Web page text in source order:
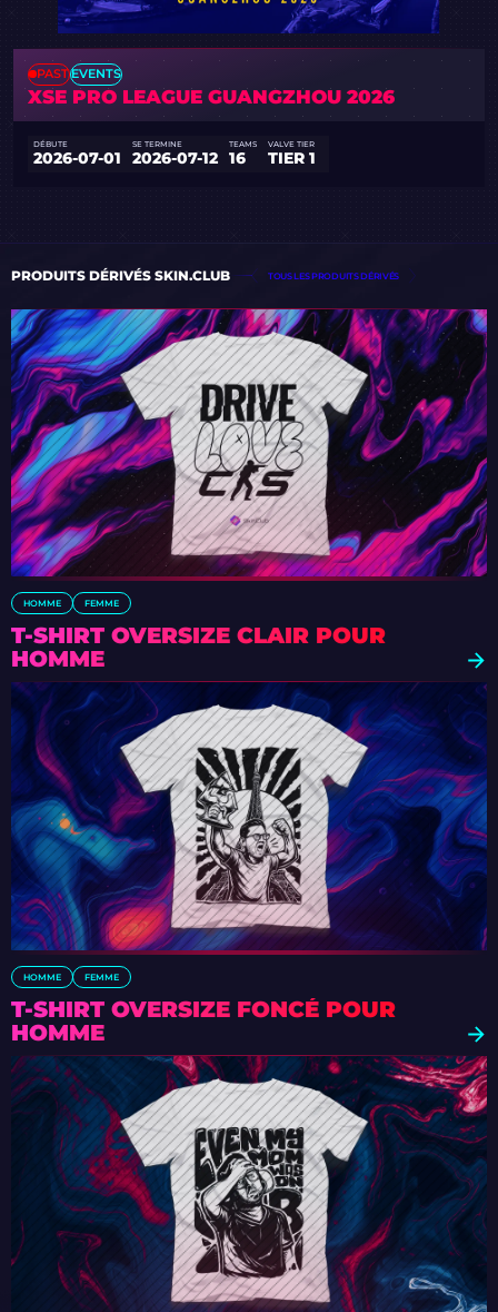
PASTEVENTS
XSE PRO LEAGUE GUANGZHOU 2026
DÉBUTE
2026-07-01
SE TERMINE
2026-07-12
TEAMS
16
VALVE TIER
TIER 1
PRODUITS DÉRIVÉS SKIN.CLUB TOUS LES PRODUITS DÉRIVÉS
HOMME FEMME
T-SHIRT OVERSIZE CLAIR POUR
HOMME
HOMME FEMME
T-SHIRT OVERSIZE FONCÉ POUR
HOMME